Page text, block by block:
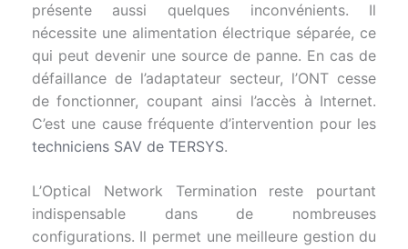
présente aussi quelques inconvénients. Il
nécessite une alimentation électrique séparée, ce
qui peut devenir une source de panne. En cas de
défaillance de l’adaptateur secteur, l’ONT cesse
de fonctionner, coupant ainsi l’accès à Internet.
C’est une cause fréquente d’intervention pour les
techniciens SAV de TERSYS.
L’Optical Network Termination reste pourtant
indispensable dans de nombreuses
configurations. Il permet une meilleure gestion du